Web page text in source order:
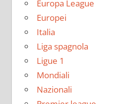
Europa League
Europei
Italia
Liga spagnola
Ligue 1
Mondiali
Nazionali